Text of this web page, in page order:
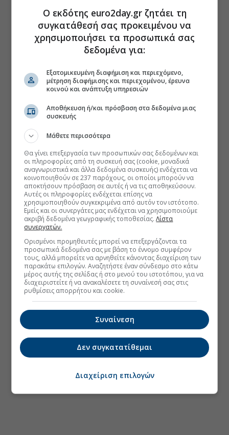
Ο εκδότης euro2day.gr ζητάει τη
συγκατάθεσή σας προκειμένου να
χρησιμοποιήσει τα προσωπικά σας
δεδομένα για:
Εξατομικευμένη διαφήμιση και περιεχόμενο,
μέτρηση διαφήμισης και περιεχομένου, έρευνα
κοινού και ανάπτυξη υπηρεσιών
Αποθήκευση ή/και πρόσβαση στα δεδομένα μιας
συσκευής
Μάθετε περισσότερα
Θα γίνει επεξεργασία των προσωπικών σας δεδομένων και
οι πληροφορίες από τη συσκευή σας (cookie, μοναδικά
αναγνωριστικά και άλλα δεδομένα συσκευής) ενδέχεται να
κοινοποιηθούν σε 237 παρόχους, οι οποίοι μπορούν να
αποκτήσουν πρόσβαση σε αυτές ή να τις αποθηκεύσουν.
Αυτές οι πληροφορίες ενδέχεται επίσης να
χρησιμοποιηθούν συγκεκριμένα από αυτόν τον ιστότοπο.
Εμείς και οι συνεργάτες μας ενδέχεται να χρησιμοποιούμε
ακριβή δεδομένα γεωγραφικής τοποθεσίας.Λίστα
συνεργατών.
Ορισμένοι προμηθευτές μπορεί να επεξεργάζονται τα
προσωπικά δεδομένα σας με βάση το έννομο συμφέρον
τους, αλλά μπορείτε να αρνηθείτε κάνοντας διαχείριση των
παρακάτω επιλογών. Αναζητήστε έναν σύνδεσμο στο κάτω
μέρος αυτής της σελίδας ή στο μενού του ιστοτόπου, για να
διαχειριστείτε ή να ανακαλέσετε τη συναίνεσή σας στις
ρυθμίσεις απορρήτου και cookie.
Συναίνεση
Δεν συγκατατίθεμαι
Διαχείριση επιλογών